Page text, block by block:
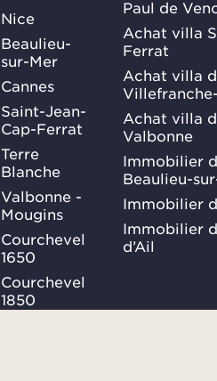
Nice
Beaulieu-
sur-Mer
Cannes
Saint-Jean-
Cap-Ferrat
Terre
Blanche
Valbonne -
Mougins
Courchevel
1650
Courchevel
1850
Paul de
Achat villa
Ferrat
Achat villa
Achat villa
Valbonne
Immobilier
Beaulieu-
Immobilier
Immobilier
d’Ail